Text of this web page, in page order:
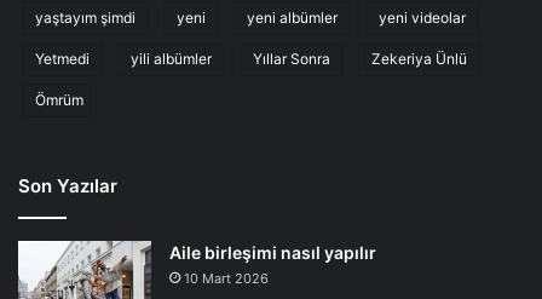
yaştayım şimdi yeni yeni albümler yeni videolar
Yetmedi yili albümler Yıllar Sonra Zekeriya Ünlü
Ömrüm
Son Yazılar
Aile birleşimi nasıl yapılır
10 Mart 2026